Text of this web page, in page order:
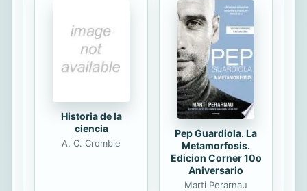
francesa; y que de otra, ofreciera
una secuencia de contenidos en los
niveles del Marco Común Europeo
de Referencia para las Lenguas y el
Plan Curricular del Instituto
Historia de la
ciencia
A. C. Crombie
Pep Guardiola. La
Metamorfosis.
Edicion Corner 10o
Aniversario
Marti Perarnau